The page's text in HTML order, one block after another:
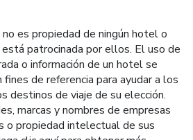
es propiedad de ningún hotel o
patrocinada por ellos. El uso de
o información de un hotel se
de referencia para ayudar a los
destinos de viaje de su elección.
marcas y nombres de empresas
o propiedad intelectual de sus